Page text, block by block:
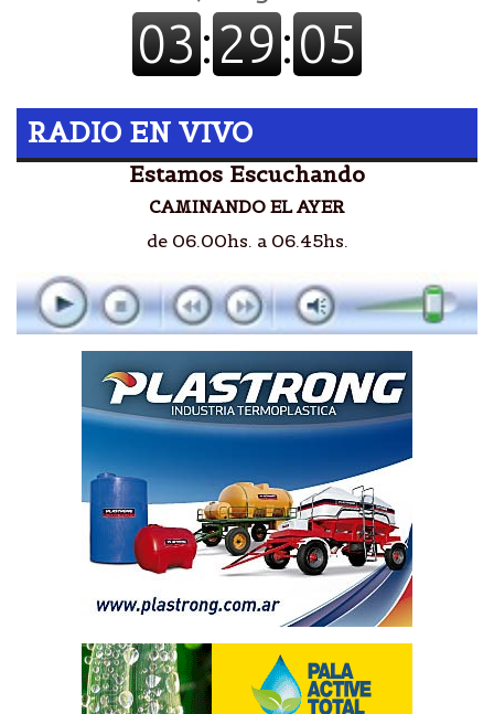
RADIO EN VIVO
Estamos Escuchando
CAMINANDO EL AYER
de 06.00hs. a 06.45hs.